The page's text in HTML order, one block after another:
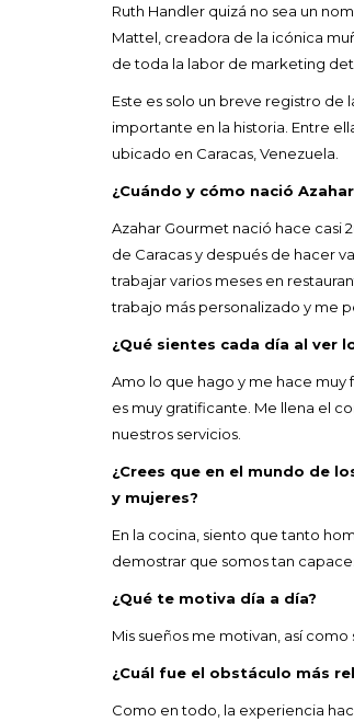
Ruth Handler quizá no sea un
Mattel, creadora de la icónica
de toda la labor de marketing
Este es solo un breve registro de
importante en la historia. Entre
ubicado en Caracas, Venezuela.
¿Cuándo y cómo nació
Azahar Gourmet nació hace casi
de Caracas y después de hacer
trabajar varios meses en
trabajo más personalizado y me
¿Qué sientes cada día al ver
Amo lo que hago y me hace muy
es muy gratificante. Me llena el
nuestros servicios.
¿Crees que en el mundo de
y mujeres?
En la cocina, siento que tanto
demostrar que somos tan
¿Qué te motiva día a día?
Mis sueños me motivan, así
¿Cuál fue el obstáculo más
Como en todo, la experiencia